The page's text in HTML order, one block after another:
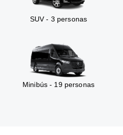
SUV - 3 personas
Minibús - 19 personas